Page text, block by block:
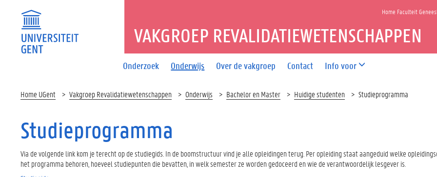
Home Faculteit
Onderzoek Onderwijs Over de vakgroep Contact Info voor
VAKGROEP REVALIDATIEWETENSCHAPPEN
Home UGent Vakgroep Revalidatiewetenschappen Onderwijs Bachelor en Master Huidige studenten Studieprogramma
Studieprogramma
Via de volgende link kom je terecht op de studiegids. In de boomstructuur vind je alle opleidingen terug. Per opleiding staat aangeduid welke
het programma behoren, hoeveel studiepunten die bevatten, in welk semester ze worden gedoceerd en wie de verantwoordelijk lesgever is.